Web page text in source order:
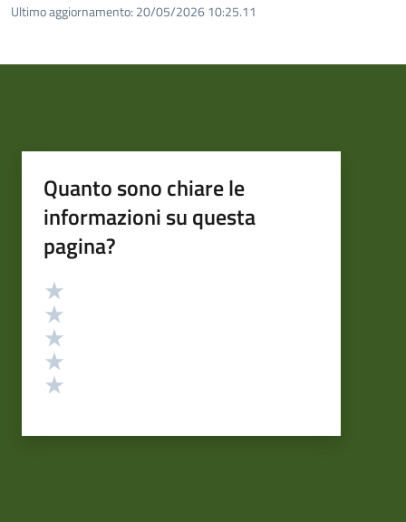
Ultimo aggiornamento: 20/05/2026 10:25.11
Quanto sono chiare le
informazioni su questa
pagina?
Valutazione